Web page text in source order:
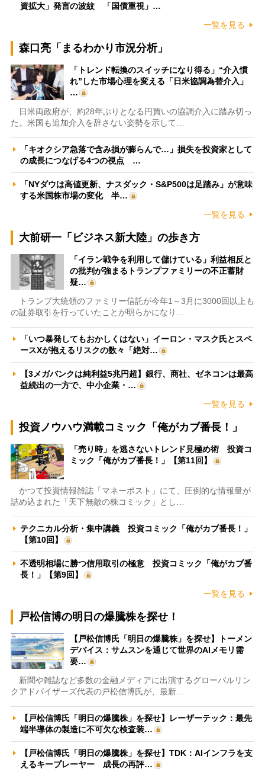
資拡大」発言の波紋 「国債重視」…
一覧を見る
森口亮「まるわかり市況分析」
「トレンド転換のスイッチになり得る」“介入慣
れ”した市場心理を変える「日米協調為替介入」
…
日米両政府が、約28年ぶりとなる円買いの協調介入に踏み切っ
た。米国も追加介入を辞さない姿勢を示して…
「キオクシア急落で含み損が膨らんで…」損失を投資家として
の成長につなげる4つの視点 …
「NYダウは高値更新、ナスダック・S&P500は足踏み」が意味
する米国株市場の変化 半…
一覧を見る
大前研一「ビジネス新大陸」の歩き方
「イラン戦争を利用して儲けている」利益相反と
の批判が強まるトランプファミリーの不正蓄財
疑…
トランプ大統領のファミリー信託が今年1～3月に3000回以上も
の証券取引を行っていたことが明らかになり…
「いつ暴発してもおかしくはない」イーロン・マスク氏とスペ
ースXが抱えるリスクの数々「絶対…
【3メガバンクは純利益5兆円超】銀行、商社、ゼネコンは最高
益続出の一方で、中小企業・…
一覧を見る
投資ノウハウ満載コミック「俺がカブ番長！」
「売り時」を逃さないトレンド見極め術 投資コ
ミック「俺がカブ番長！」【第11回】
かつて投資情報雑誌「マネーポスト」にて、圧倒的な情報量が
詰め込まれた「天下無敵の株コミック」とし…
テクニカル分析・集中講義 投資コミック「俺がカブ番長！」
【第10回】
不透明相場に勝つ信用取引の極意 投資コミック「俺がカブ番
長！」【第9回】
一覧を見る
戸松信博の明日の爆騰株を探せ！
【戸松信博氏「明日の爆騰株」を探せ】トーメン
デバイス：サムスンを通じて世界のAIメモリ需
要…
新聞や雑誌など多数の金融メディアに出演するグローバルリン
クアドバイザーズ代表の戸松信博氏が、最新…
【戸松信博氏「明日の爆騰株」を探せ】レーザーテック：最先
端半導体の製造に不可欠な検査装…
【戸松信博氏「明日の爆騰株」を探せ】TDK：AIインフラを支
えるキープレーヤー 成長の再評…